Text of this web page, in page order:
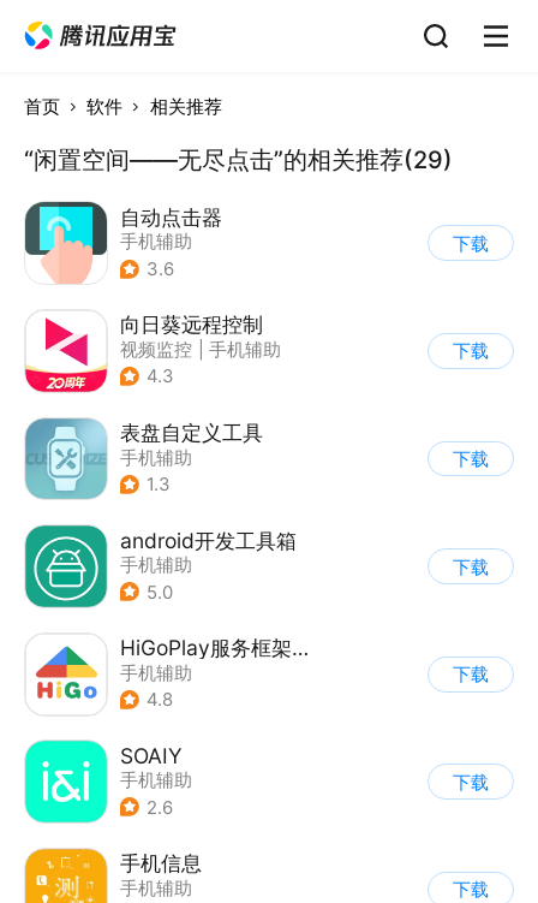
首页 软件 相关推荐
“闲置空间——无尽点击”的相关推荐(29)
自动点击器
手机辅助
3.6
下载
向日葵远程控制
视频监控
手机辅助
4.3
下载
表盘自定义工具
手机辅助
1.3
下载
android开发工具箱
手机辅助
5.0
下载
HiGoPlay服务框架安装器
手机辅助
4.8
下载
SOAIY
手机辅助
2.6
下载
手机信息
手机辅助
下载